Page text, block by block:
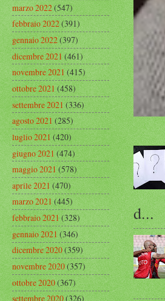
d...
marzo 2022(547)
febbraio 2022(391)
gennaio 2022(397)
dicembre 2021(461)
novembre 2021(415)
ottobre 2021(458)
settembre 2021(336)
agosto 2021(285)
luglio 2021(420)
giugno 2021(474)
maggio 2021(578)
aprile 2021(470)
marzo 2021(445)
febbraio 2021(328)
gennaio 2021(346)
dicembre 2020(359)
novembre 2020(357)
ottobre 2020(367)
settembre 2020(326)